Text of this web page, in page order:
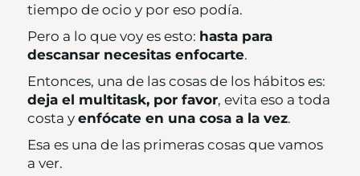
tiempo de ocio y por eso podía.
Pero a lo que voy es esto: hasta para
descansar necesitas enfocarte.
Entonces, una de las cosas de los hábitos es:
deja el multitask, por favor, evita eso a toda
costa y enfócate en una cosa a la vez.
Esa es una de las primeras cosas que vamos
a ver.